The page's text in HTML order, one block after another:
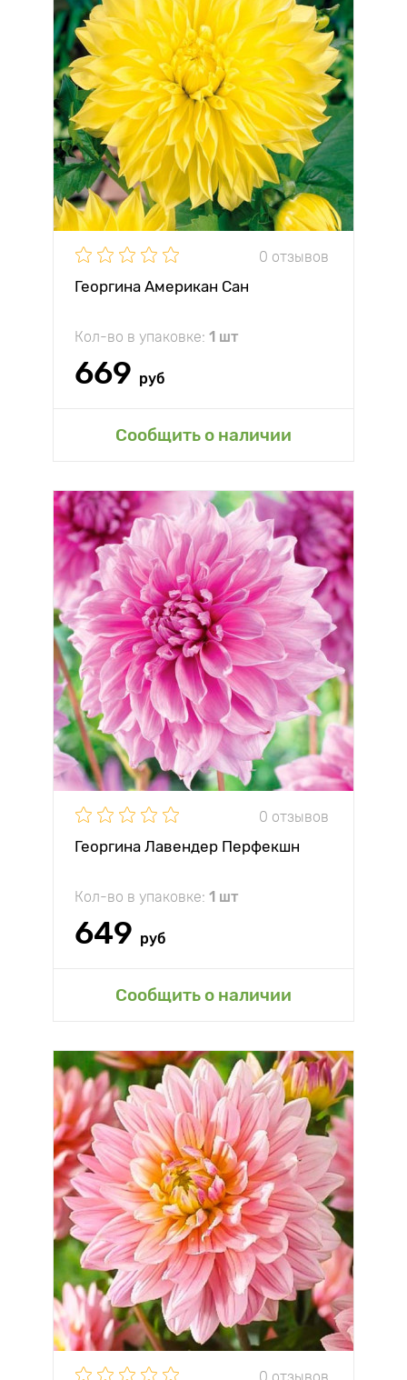
0 отзывов
Георгина Американ Сан
Кол-во в упаковке: 1 шт
669 руб
Сообщить о наличии
0 отзывов
Георгина Лавендер Перфекшн
Кол-во в упаковке: 1 шт
649 руб
Сообщить о наличии
0 отзывов